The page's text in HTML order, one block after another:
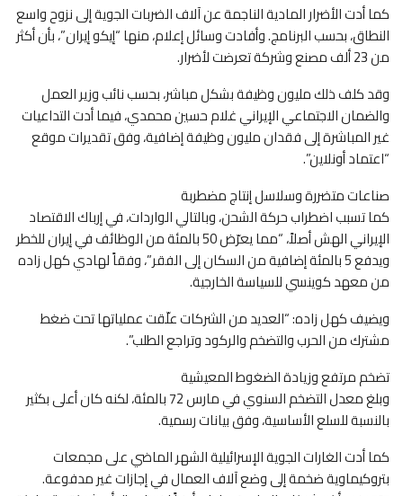
كما أدت الأضرار المادية الناجمة عن آلاف الضربات الجوية إلى نزوح واسع
النطاق، بحسب البرنامج. وأفادت وسائل إعلام، منها “إيكو إيران”، بأن أكثر
من 23 ألف مصنع وشركة تعرضت لأضرار.
وقد كلف ذلك مليون وظيفة بشكل مباشر، بحسب نائب وزير العمل
والضمان الاجتماعي الإيراني غلام حسين محمدي، فيما أدت التداعيات
غير المباشرة إلى فقدان مليون وظيفة إضافية، وفق تقديرات موقع
“اعتماد أونلاين”.
صناعات متضررة وسلاسل إنتاج مضطربة
كما تسبب اضطراب حركة الشحن، وبالتالي الواردات، في إرباك الاقتصاد
الإيراني الهش أصلاً، “مما يعرّض 50 بالمئة من الوظائف في إيران للخطر
ويدفع 5 بالمئة إضافية من السكان إلى الفقر”، وفقاً لهادي كهل زاده
من معهد كوينسي للسياسة الخارجية.
ويضيف كهل زاده: “العديد من الشركات علّقت عملياتها تحت ضغط
مشترك من الحرب والتضخم والركود وتراجع الطلب”.
تضخم مرتفع وزيادة الضغوط المعيشية
وبلغ معدل التضخم السنوي في مارس 72 بالمئة، لكنه كان أعلى بكثير
بالنسبة للسلع الأساسية، وفق بيانات رسمية.
كما أدت الغارات الجوية الإسرائيلية الشهر الماضي على مجمعات
بتروكيماوية ضخمة إلى وضع آلاف العمال في إجازات غير مدفوعة.